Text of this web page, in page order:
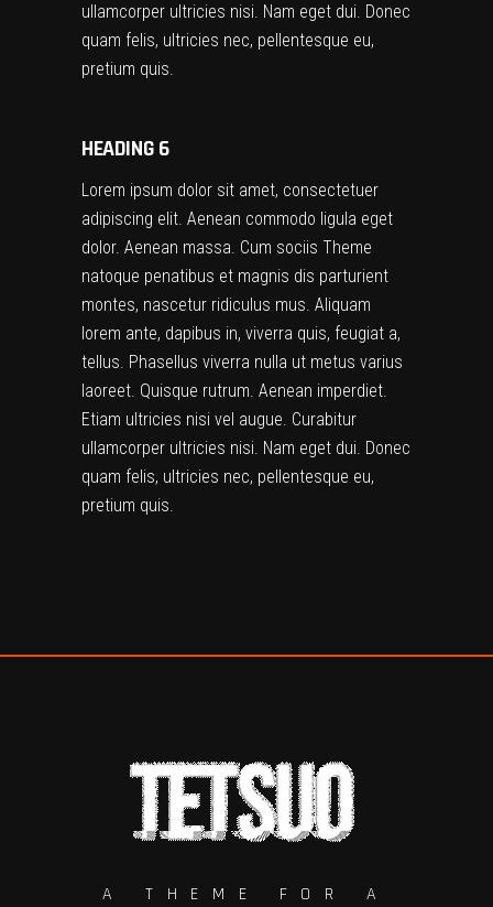
ullamcorper ultricies nisi. Nam eget dui. Donec
quam felis, ultricies nec, pellentesque eu,
pretium quis.
HEADING 6
Lorem ipsum dolor sit amet, consectetuer
adipiscing elit. Aenean commodo ligula eget
dolor. Aenean massa. Cum sociis Theme
natoque penatibus et magnis dis parturient
montes, nascetur ridiculus mus. Aliquam
lorem ante, dapibus in, viverra quis, feugiat a,
tellus. Phasellus viverra nulla ut metus varius
laoreet. Quisque rutrum. Aenean imperdiet.
Etiam ultricies nisi vel augue. Curabitur
ullamcorper ultricies nisi. Nam eget dui. Donec
quam felis, ultricies nec, pellentesque eu,
pretium quis.
A THEME FOR A